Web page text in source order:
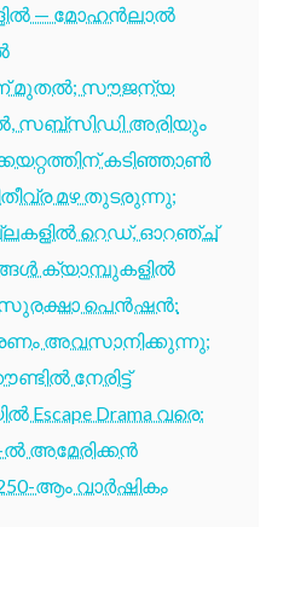
— മോഹൻലാൽ
മുതൽ; സൗജന്യ
സബ്സിഡി അരിയും
കടിഞ്ഞാൺ
മഴ തുടരുന്നു;
റെഡ്, ഓറഞ്ച്
ക്യാമ്പുകളിൽ
പെൻഷൻ:
അവസാനിക്കുന്നു;
നേരിട്ട്
Escape Drama വരെ:
ൽ അമേരിക്കൻ
250-ആം വാർഷികം